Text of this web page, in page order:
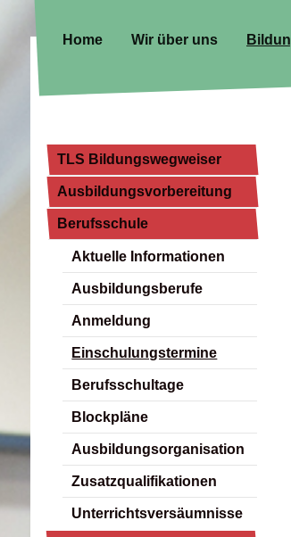
Home Wir über uns
TLS Bildungswegweiser
Ausbildungsvorbereitung
Berufsschule
Aktuelle Informationen
Ausbildungsberufe
Anmeldung
Einschulungstermine
Berufsschultage
Blockpläne
Ausbildungsorganisation
Zusatzqualifikationen
Unterrichtsversäumnisse